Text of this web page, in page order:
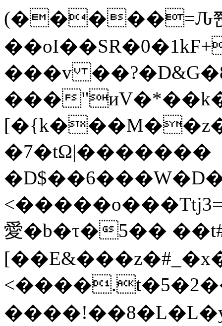
(�����=Ԉ
���v
���
�7�tΩ|�������
愛�b�τ�5��
����!�